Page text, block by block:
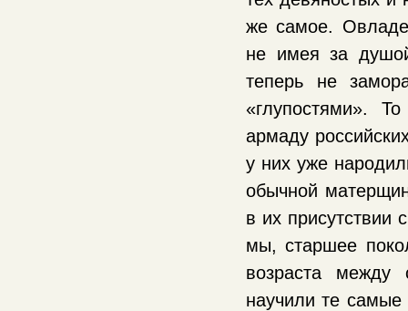
же самое.
не имея за
теперь не
«глупостями».
армаду
у них уже
обычной
в их присутствии
мы, старшее
возраста между
научили те